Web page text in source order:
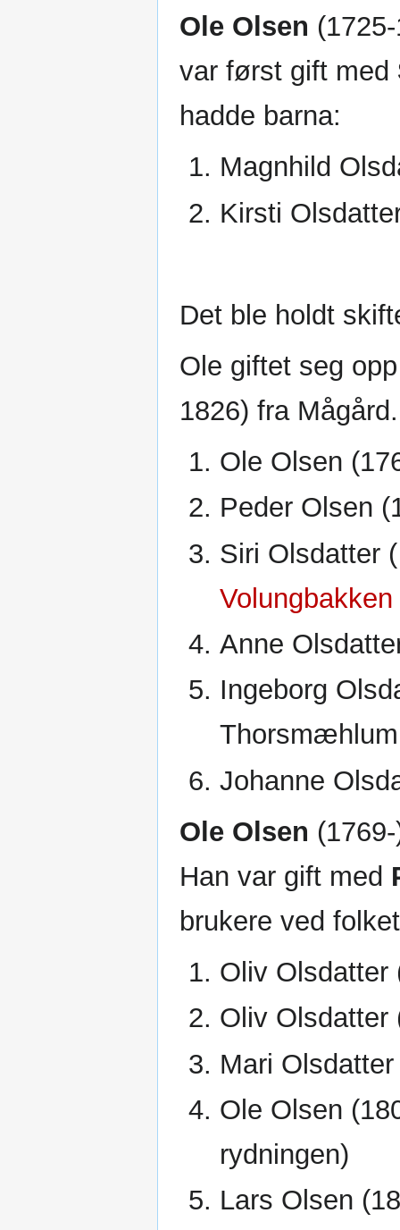
Ole Olsen
var først gift med
hadde barna:
Magnhild
Kirsti
Det ble holdt
Ole giftet seg
1826) fra
Ole Olsen
Peder Olsen
Siri Olsdatter
Volungbakken
Anne
Ingeborg
Johanne
Ole Olsen
Han var gift med
brukere ved
Oliv Olsdatter
Oliv Olsdatter
Mari
Ole Olsen
rydningen)
Lars Olsen